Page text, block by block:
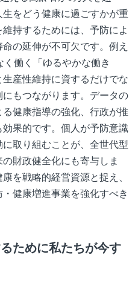
をどう健康に過ごすかが重
持するためには、予防によ
の延伸が不可欠です。例え
働く「ゆるやかな働き
産性維持に資するだけでな
もつながります。データの
健康指導の強化、行政が推
果的です。個人が予防意識
取り組むことが、全世代型
財政健全化にも寄与しま
を戦略的経営資源と捉え、
健康増進事業を強化すべき
ために私たちが今す